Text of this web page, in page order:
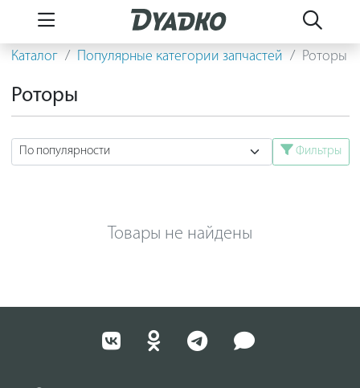
Каталог Популярные категории запчастей Роторы
Роторы
Фильтры
Товары не найдены